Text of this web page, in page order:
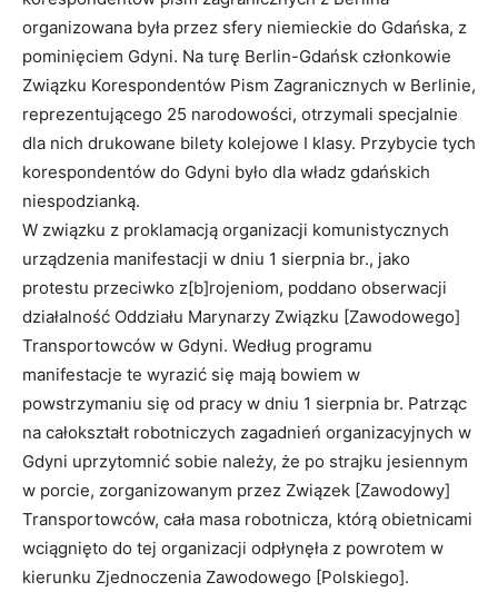
organizowana była przez sfery niemieckie do Gdańska, z
pominięciem Gdyni. Na turę Berlin-Gdańsk członkowie
Związku Korespondentów Pism Zagranicznych w Berlinie,
reprezentującego 25 narodowości, otrzymali specjalnie
dla nich drukowane bilety kolejowe I klasy. Przybycie tych
korespondentów do Gdyni było dla władz gdańskich
niespodzianką.
W związku z proklamacją organizacji komunistycznych
urządzenia manifestacji w dniu 1 sierpnia br., jako
protestu przeciwko z[b]rojeniom, poddano obserwacji
działalność Oddziału Marynarzy Związku [Zawodowego]
Transportowców w Gdyni. Według programu
manifestacje te wyrazić się mają bowiem w
powstrzymaniu się od pracy w dniu 1 sierpnia br. Patrząc
na całokształt robotniczych zagadnień organizacyjnych w
Gdyni uprzytomnić sobie należy, że po strajku jesiennym
w porcie, zorganizowanym przez Związek [Zawodowy]
Transportowców, cała masa robotnicza, którą obietnicami
wciągnięto do tej organizacji odpłynęła z powrotem w
kierunku Zjednoczenia Zawodowego [Polskiego].